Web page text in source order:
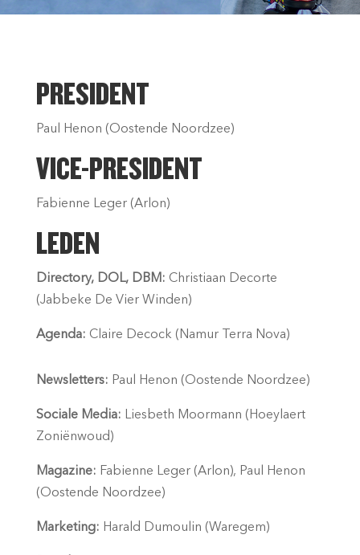
PRESIDENT
Paul Henon (Oostende Noordzee)
VICE-PRESIDENT
Fabienne Leger (Arlon)
LEDEN
Directory, DOL, DBM: Christiaan Decorte
(Jabbeke De Vier Winden)
Agenda: Claire Decock (Namur Terra Nova)
Newsletters: Paul Henon (Oostende Noordzee)
Sociale Media: Liesbeth Moormann (Hoeylaert
Zoniënwoud)
Magazine: Fabienne Leger (Arlon), Paul Henon
(Oostende Noordzee)
Marketing: Harald Dumoulin (Waregem)